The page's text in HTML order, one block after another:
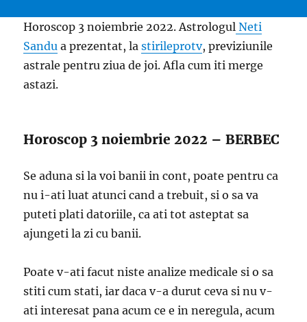
Horoscop 3 noiembrie 2022. Astrologul Neti
Sandu a prezentat, lastirileprotv, previziunile
astrale pentru ziua de joi. Afla cum iti merge
astazi.
Horoscop 3 noiembrie 2022 – BERBEC
Se aduna si la voi banii in cont, poate pentru ca
nu i-ati luat atunci cand a trebuit, si o sa va
puteti plati datoriile, ca ati tot asteptat sa
ajungeti la zi cu banii.
Poate v-ati facut niste analize medicale si o sa
stiti cum stati, iar daca v-a durut ceva si nu v-
ati interesat pana acum ce e in neregula, acum